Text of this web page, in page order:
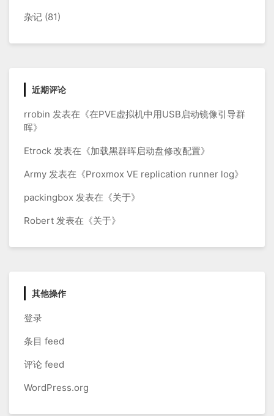
杂记 (81)
近期评论
rrobin 发表在《在PVE虚拟机中用USB启动镜像引导群
晖》
Etrock 发表在《加载黑群晖启动盘修改配置》
Army 发表在《Proxmox VE replication runner log》
packingbox 发表在《关于》
Robert 发表在《关于》
其他操作
登录
条目 feed
评论 feed
WordPress.org